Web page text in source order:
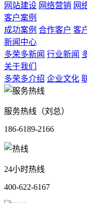
网站建设 网络营销 网
客户案例
成功案例 合作客户 客
新闻中心
多荣多新闻 行业新闻
关于我们
多荣多介绍 企业文化
服务热线（刘总）
186-6189-2166
24小时热线
400-622-6167